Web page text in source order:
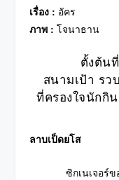
เรื่อง : อัคร
ภาพ : โจนาธาน
ตั้งต้นที่สีลม
สนามเป้า รว
ที่ครองใจนักกิ
ลาบเป็ดยโส
ซิกเนเจอร์ของร้